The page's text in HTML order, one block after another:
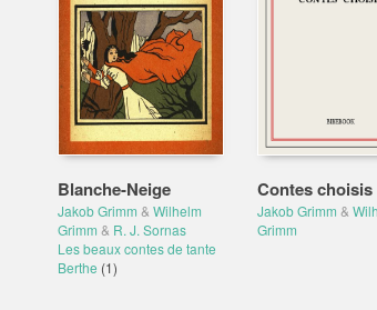
Blanche-Neige
Jakob Grimm & Wilhelm
Grimm & R. J. Sornas
Les beaux contes de tante
Berthe (1)
Contes choisis
Jakob Grimm &
Grimm